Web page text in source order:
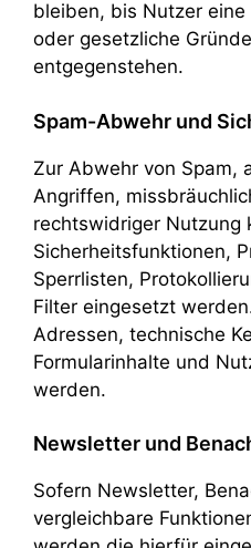
bleiben, bis Nutzer
oder gesetzliche
entgegenstehen.
Spam-Abwehr und
Zur Abwehr von Spam,
Angriffen,
rechtswidriger Nutzung
Sicherheitsfunktionen,
Sperrlisten,
Filter eingesetzt
Adressen, technische
Formularinhalte und
werden.
Newsletter und
Sofern Newsletter,
vergleichbare